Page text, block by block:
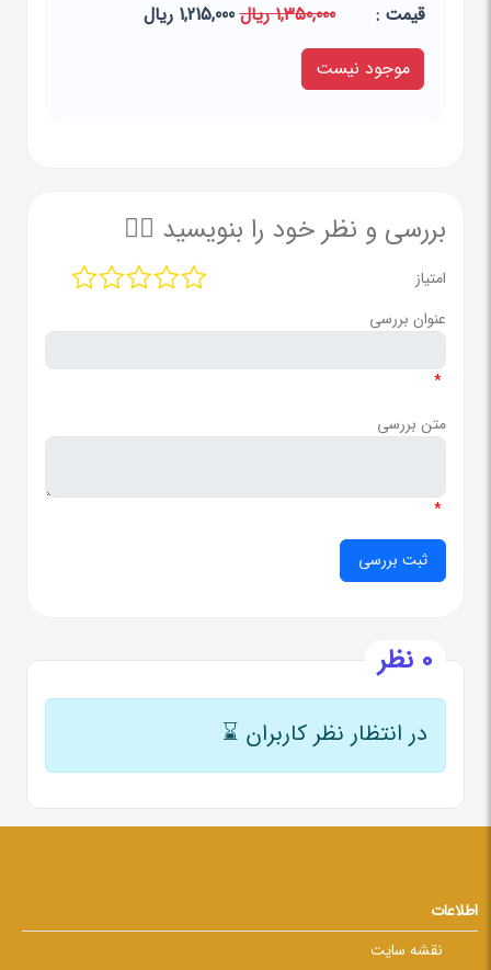
قيمت :
1,350,000 ریال
1,215,000 ریال
موجود نیست
بررسی و نظر خود را بنویسید ✍🏻
امتیاز
عنوان بررسی
*
متن بررسی
*
0 نظر
در انتظار نظر کاربران ⌛
اطلاعات
نقشه سایت